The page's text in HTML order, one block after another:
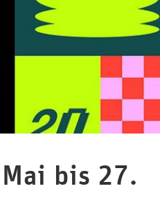
Mai bis 27.